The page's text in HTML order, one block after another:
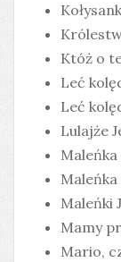
Któż o
Leć
Leć
Lulajże
Maleńka
Maleńka
Maleńki
Mamy
Mario,